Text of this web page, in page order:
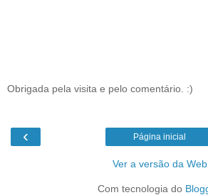
Obrigada pela visita e pelo comentário. :)
‹ Página inicial
Ver a versão da Web
Com tecnologia do